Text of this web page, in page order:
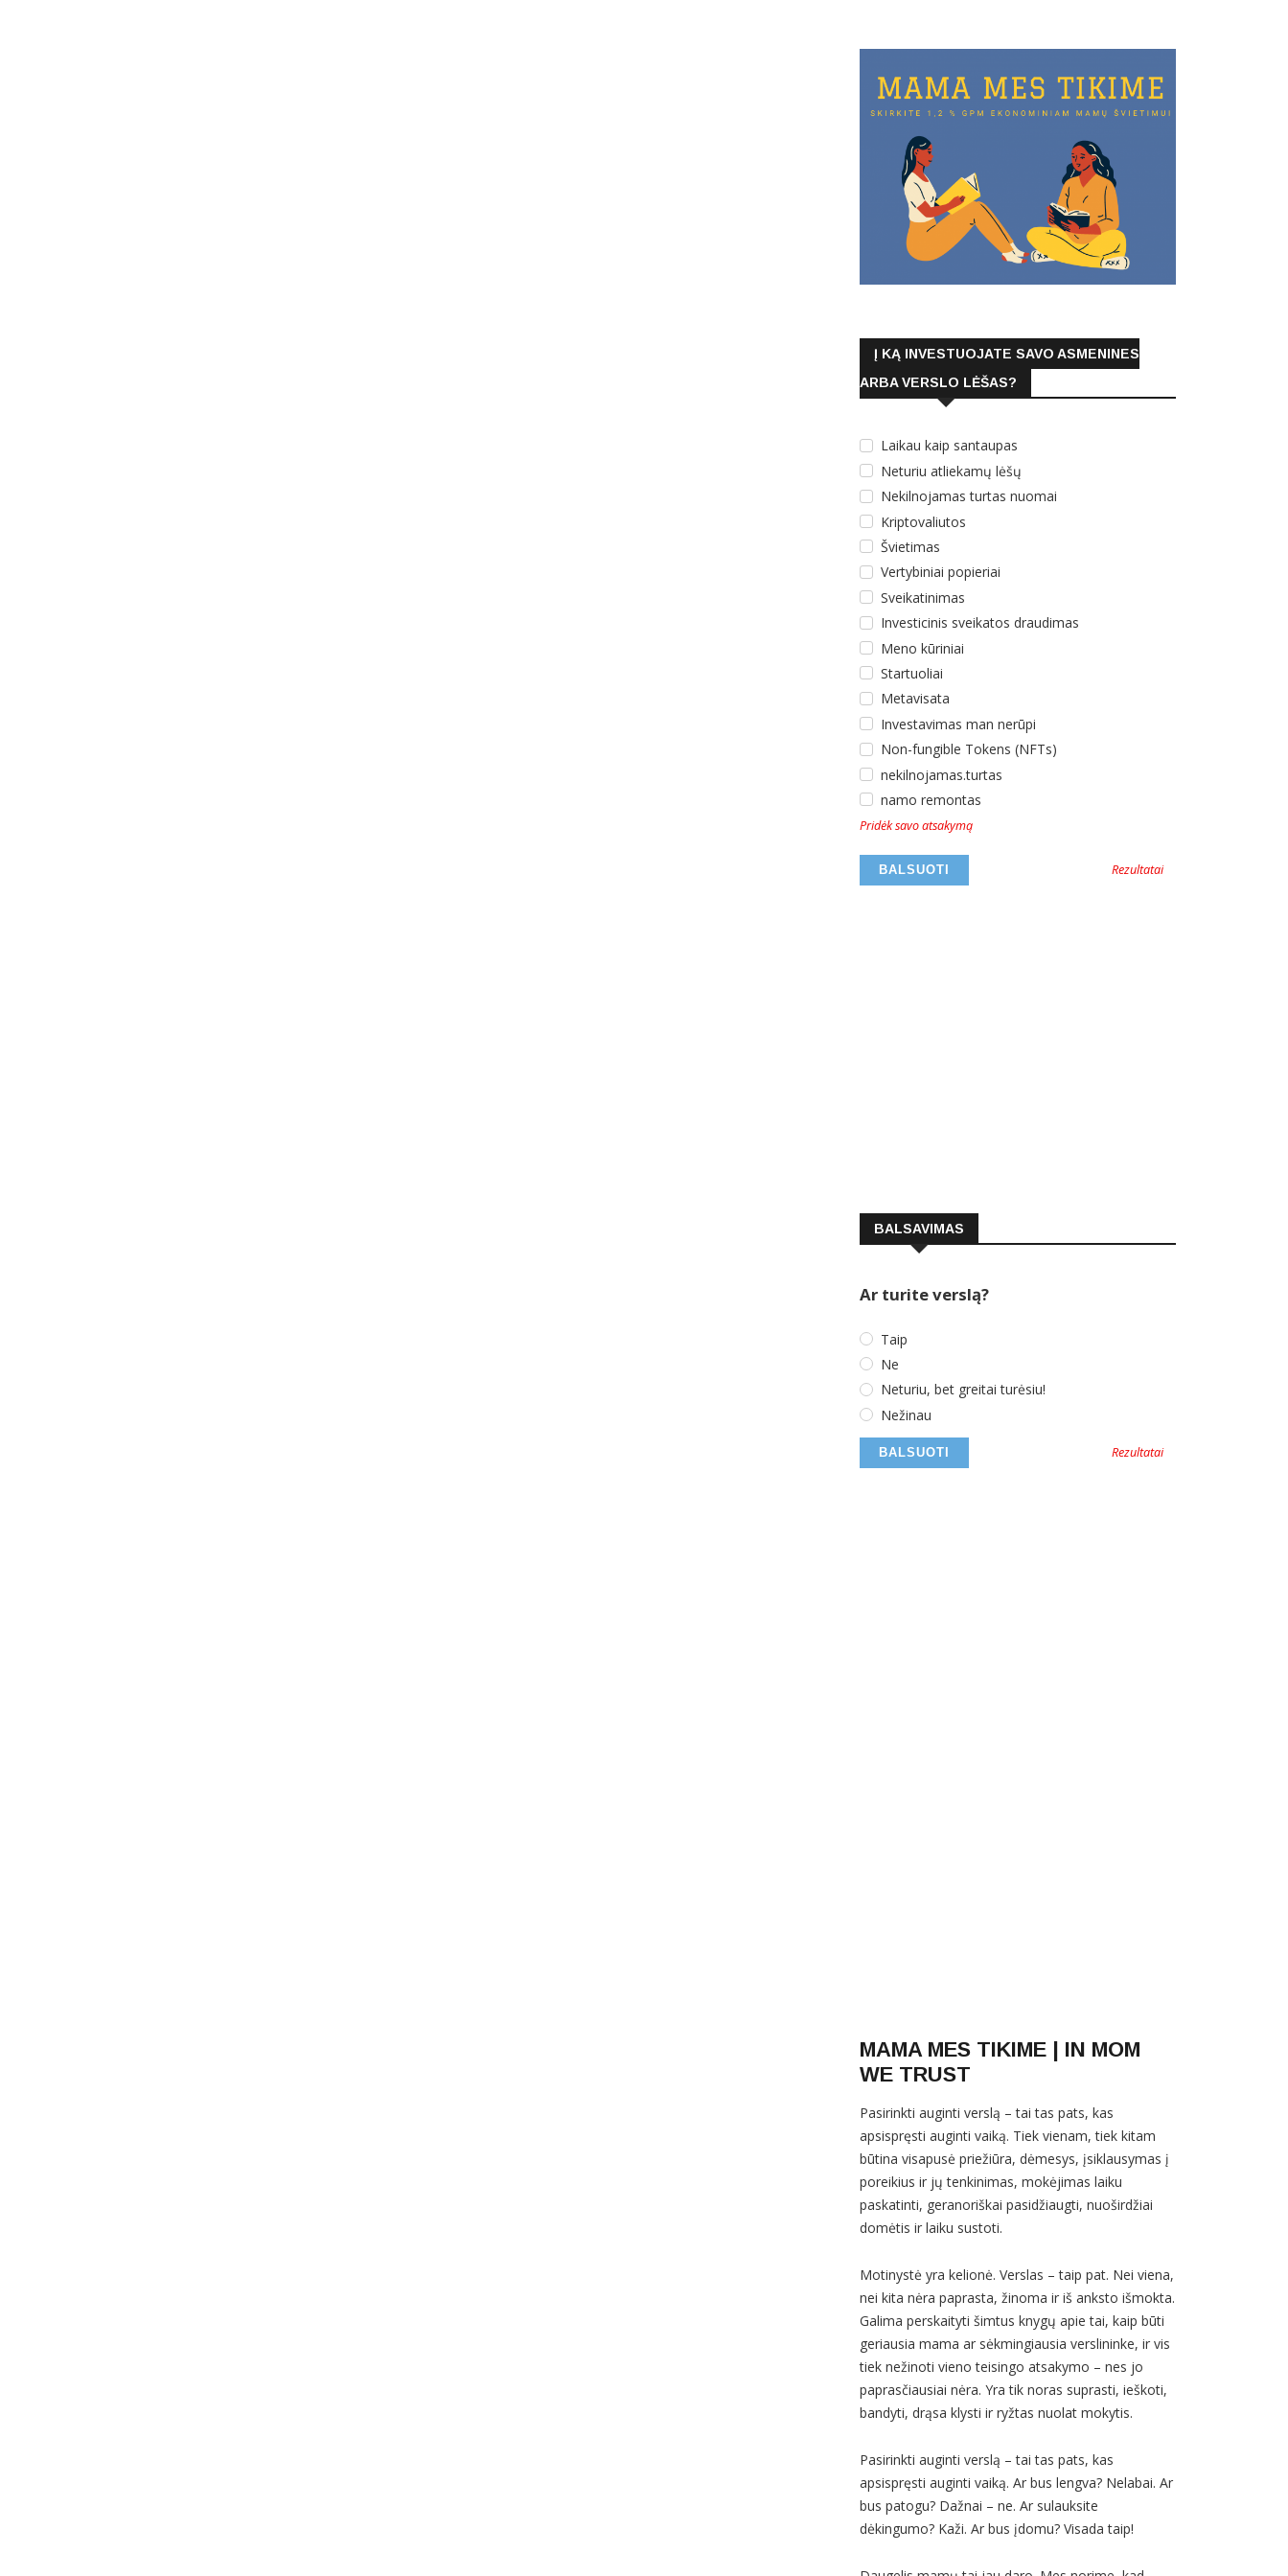
Į KĄ INVESTUOJATE SAVO ASMENINES
ARBA VERSLO LĖŠAS?
Laikau kaip santaupas
Neturiu atliekamų lėšų
Nekilnojamas turtas nuomai
Kriptovaliutos
Švietimas
Vertybiniai popieriai
Sveikatinimas
Investicinis sveikatos draudimas
Meno kūriniai
Startuoliai
Metavisata
Investavimas man nerūpi
Non-fungible Tokens (NFTs)
nekilnojamas.turtas
namo remontas
Pridėk savo atsakymą
Rezultatai
BALSAVIMAS
Ar turite verslą?
Taip
Ne
Neturiu, bet greitai turėsiu!
Nežinau
Rezultatai
MAMA MES TIKIME | IN MOM
WE TRUST
Pasirinkti auginti verslą – tai tas pats, kas
apsispręsti auginti vaiką. Tiek vienam, tiek kitam
būtina visapusė priežiūra, dėmesys, įsiklausymas į
poreikius ir jų tenkinimas, mokėjimas laiku
paskatinti, geranoriškai pasidžiaugti, nuoširdžiai
domėtis ir laiku sustoti.
Motinystė yra kelionė. Verslas – taip pat. Nei viena,
nei kita nėra paprasta, žinoma ir iš anksto išmokta.
Galima perskaityti šimtus knygų apie tai, kaip būti
geriausia mama ar sėkmingiausia verslininke, ir vis
tiek nežinoti vieno teisingo atsakymo – nes jo
paprasčiausiai nėra. Yra tik noras suprasti, ieškoti,
bandyti, drąsa klysti ir ryžtas nuolat mokytis.
Pasirinkti auginti verslą – tai tas pats, kas
apsispręsti auginti vaiką. Ar bus lengva? Nelabai. Ar
bus patogu? Dažnai – ne. Ar sulauksite
dėkingumo? Kaži. Ar bus įdomu? Visada taip!